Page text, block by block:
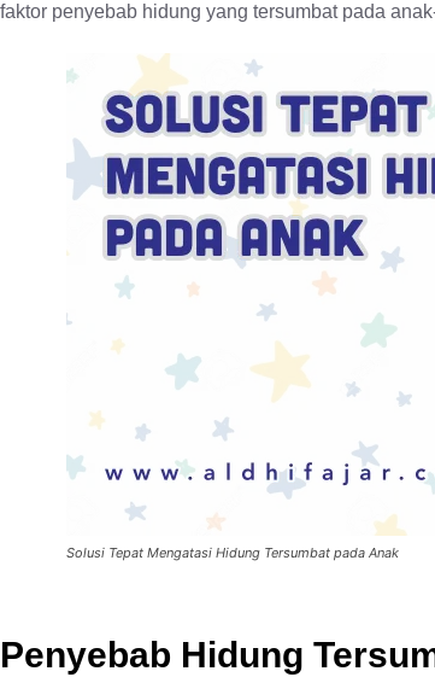
faktor penyebab hidung yang tersumbat pada
Solusi Tepat Mengatasi Hidung Tersumbat pada Anak
Penyebab Hidung